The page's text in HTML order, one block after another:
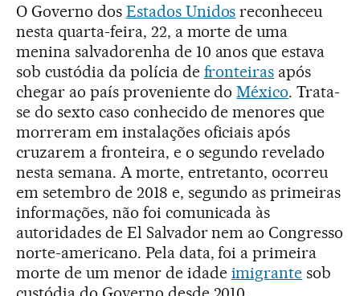
O Governo dos Estados Unidos reconheceu
nesta quarta-feira, 22, a morte de uma
menina salvadorenha de 10 anos que estava
sob custódia da polícia de fronteiras após
chegar ao país proveniente doMéxico. Trata-
se do sexto caso conhecido de menores que
morreram em instalações oficiais após
cruzarem a fronteira, e o segundo revelado
nesta semana. A morte, entretanto, ocorreu
em setembro de 2018 e, segundo as primeiras
informações, não foi comunicada às
autoridades de El Salvador nem ao Congresso
norte-americano. Pela data, foi a primeira
morte de um menor de idade imigrante sob